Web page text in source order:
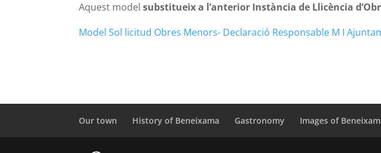
Aquest modelsubstitueix a l’anterior Instància de Llicència
Model Sol licitud Obres Menors- Declaració Responsable M I
Our town History of Beneixama Gastronomy Images of